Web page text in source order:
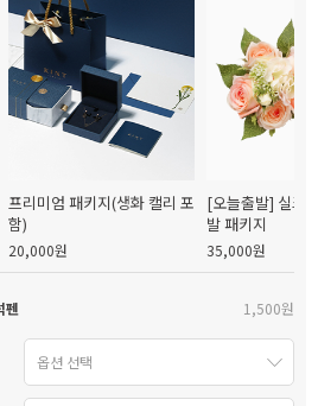
프리미엄 패키지(생화 캘리 포
함)
20,000원
[오늘출발] 실크
발 패키지
35,000원
펜 1,500원